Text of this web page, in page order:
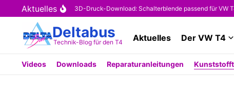
Zum Inhalt springen
Aktuelles
Kostenloser 3D-Druck-Download: Schalterblende passend für VW T4 (OE
Deltabus
Technik-Blog für den T4 Aktuelles Der VW T4
Videos Downloads Reparaturanleitungen